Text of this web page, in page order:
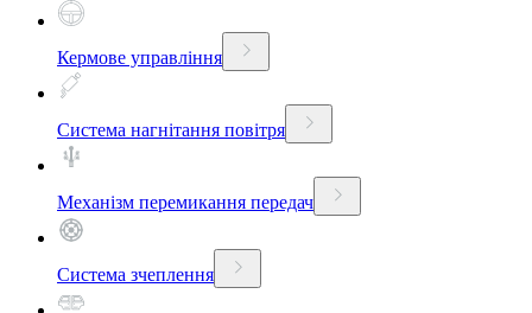
Кермове управління
Система нагнітання повітря
Механізм перемикання передач
Система зчеплення